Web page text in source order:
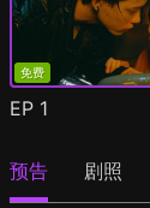
免费
EP 1
预告 剧照